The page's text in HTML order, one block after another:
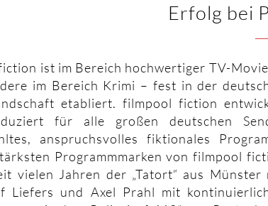
Erfolg bei
ist im Bereich hochwertiger TV-
im Bereich Krimi – fest in der
etabliert. filmpool fiction
für alle großen deutschen
anspruchsvolles fiktionales
Programmmarken von filmpool
vielen Jahren der „Tatort“ aus Münster
Liefers und Axel Prahl mit